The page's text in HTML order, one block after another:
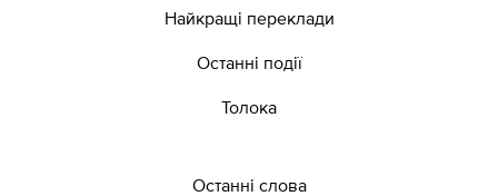
Найкращі переклади
Останні події
Толока
Останні слова